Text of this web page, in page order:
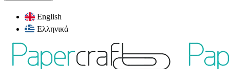
English
Ελληνικά